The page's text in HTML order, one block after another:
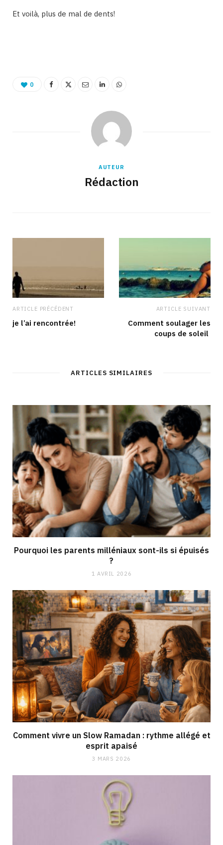
Et voilà, plus de mal de dents!
0
AUTEUR
Rédaction
ARTICLE PRÉCÉDENT
je l’ai rencontrée!
ARTICLE SUIVANT
Comment soulager les
coups de soleil
ARTICLES SIMILAIRES
Pourquoi les parents milléniaux sont-ils si épuisés
?
1 AVRIL 2026
Comment vivre un Slow Ramadan : rythme allégé et
esprit apaisé
3 MARS 2026